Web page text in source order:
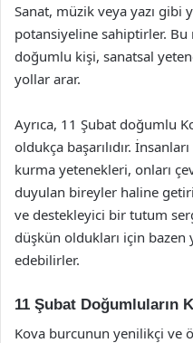
Sanat, müzik veya yazı gibi
potansiyeline sahiptirler.
doğumlu kişi, sanatsal
yollar arar.
Ayrıca, 11 Şubat doğumlu
oldukça başarılıdır.
kurma yetenekleri, onları
duyulan bireyler haline
ve destekleyici bir tutum
düşkün oldukları için bazen
edebilirler.
11 Şubat Doğumluların
Kova burcunun yenilikçi ve